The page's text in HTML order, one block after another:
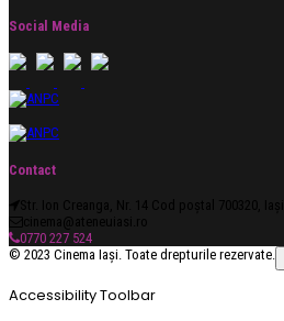
Social Media
Contact
Str. Ion Creanga, Nr. 14 Cod poștal 700320, Iași
cinema@ateneuiasi.ro
0770 227 524
© 2023 Cinema Iași. Toate drepturile rezervate.
Accessibility Toolbar